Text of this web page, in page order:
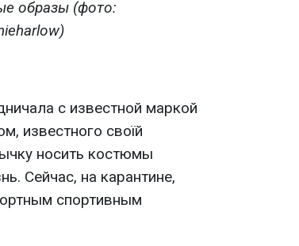
образы (фото:
с известной маркой
известного своїй
носить костюмы
Сейчас, на карантине,
спортивным